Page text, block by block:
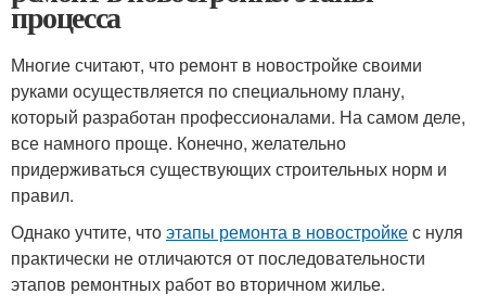
процесса
Многие считают, что ремонт в новостройке своими
руками осуществляется по специальному плану,
который разработан профессионалами. На самом деле,
все намного проще. Конечно, желательно
придерживаться существующих строительных норм и
правил.
Однако учтите, чтоэтапы ремонта в новостройкес нуля
практически не отличаются от последовательности
этапов ремонтных работ во вторичном жилье.